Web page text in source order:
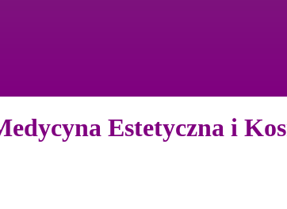
Estetyczna i